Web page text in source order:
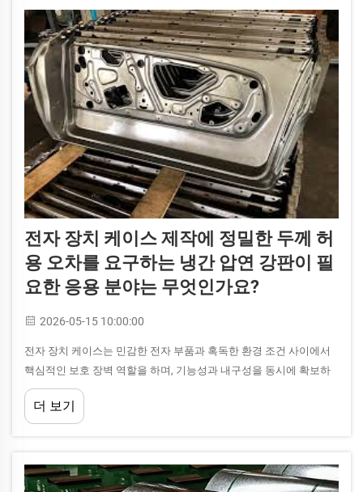
전자 장치 케이스 제작에 정밀한 두께 허
용 오차를 요구하는 냉간 압연 강판이 필
요한 응용 분야는 무엇인가요?
2026-05-15 10:00:00
전자 장치 케이스는 민감한 전자 부품과 혹독한 환경 조건 사이에서
핵심적인 보호 장벽 역할을 하며, 기능성과 내구성을 동시에 확보하
기 위해 정밀한 재료 사양을 요구합니다. 다양한 금속 중에서...
더 보기